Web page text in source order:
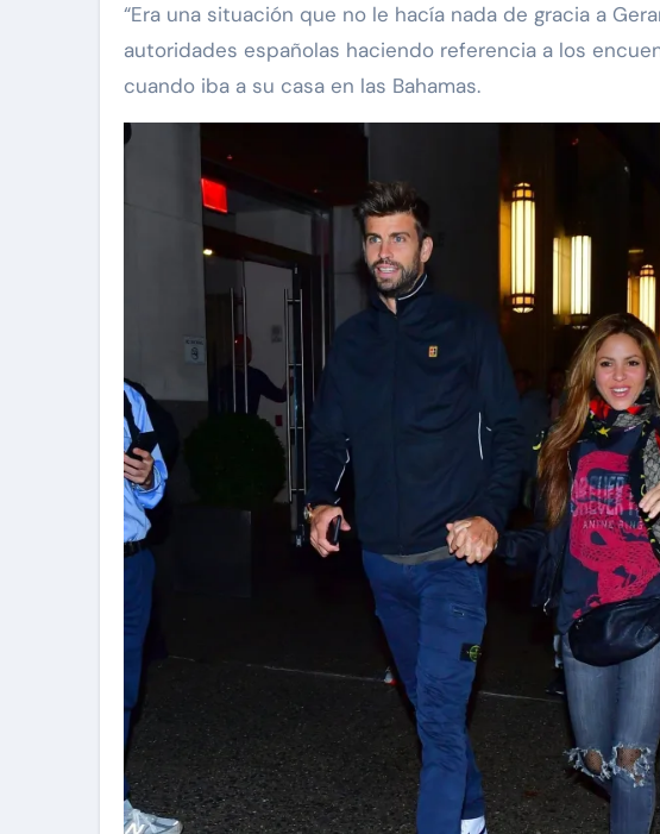
“Era una situación que no le hacía nada de gracia a
autoridades españolas haciendo referencia a los
cuando iba a su casa en las Bahamas.